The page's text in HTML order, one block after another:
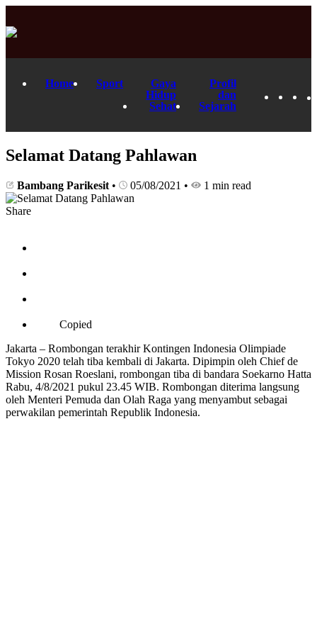
Home Sport
Gaya
Hidup
Sehat
Profil
dan
Sejarah
Selamat Datang Pahlawan
Bambang Parikesit • 05/08/2021 • 1 min read
Share
Copied
Jakarta – Rombongan terakhir Kontingen Indonesia Olimpiade
Tokyo 2020 telah tiba kembali di Jakarta. Dipimpin oleh Chief de
Mission Rosan Roeslani, rombongan tiba di bandara Soekarno Hatta
Rabu, 4/8/2021 pukul 23.45 WIB. Rombongan diterima langsung
oleh Menteri Pemuda dan Olah Raga yang menyambut sebagai
perwakilan pemerintah Republik Indonesia.